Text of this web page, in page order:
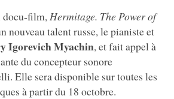
docu-film, Hermitage. The Power of
nouveau talent russe, le pianiste et
Igorevich Myachin, et fait appel à
du concepteur sonore
Elle sera disponible sur toutes les
à partir du 18 octobre.